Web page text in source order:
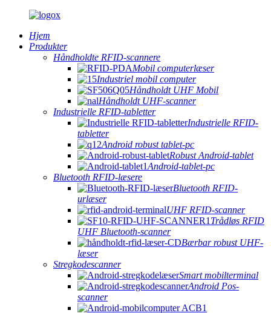
Hjem
Produkter
Håndholdte RFID-scannere
Mobil computerlæser
Industriel mobil computer
Håndholdt UHF Mobil
Håndholdt UHF-scanner
Industrielle RFID-tabletter
Industrielle RFID-
tabletter
Android robust tablet-pc
Robust Android-tablet
Android-tablet-pc
Bluetooth RFID-læsere
Bluetooth RFID-
urlæser
UHF RFID-scanner
Trådløs RFID
UHF Bluetooth-scanner
Bærbar robust UHF-
læser
Stregkodescanner
Smart mobilterminal
Android Pos-
scanner